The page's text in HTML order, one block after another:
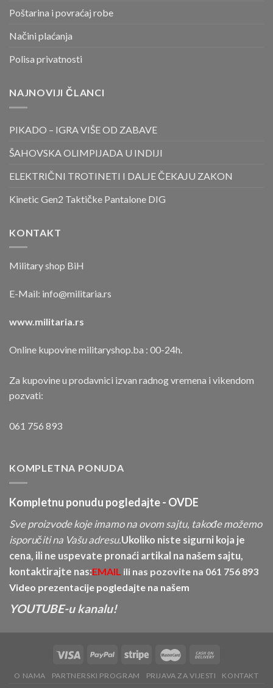
Poštarina i povraćaj robe
Načini plaćanja
Polisa privatnosti
NAJNOVIJI ČLANCI
PIKADO – IGRA VIŠE OD ZABAVE
ŠAHOVSKA OLIMPIJADA U INDIJI
ELEKTRIČNI TROTINETI I DALJE ČEKAJU ZAKON
Kinetic Gen2 Taktičke Pantalone DIG
KONTAKT
Military shop BiH
E-Mail: info@militaria.rs
www.militaria.rs
Online kupovine militaryshop.ba : 00-24h.
Za kupovine u prodavnici izvan radnog vremena i vikendom
pozvati:
061 756 893
KOMPLETNA PONUDA
Kompletnu ponudu pogledajte - OVDE
Sve proizvode koje imamo na ovom sajtu, takođe možemo
isporučiti na Vašu adresu.Ukoliko niste sigurni koja je
cena, ili ne uspevate pronaći artikal na našem sajtu,
kontaktirajte nas:EMAIL ili nas pozovite na 061 756 893
Video prezentacije pogledajte na našem
YOUTUBE-u kanalu!
O NAMA PARTNERSKI PROGRAM PRIJAVA ZA VIJESTI KONTAKT